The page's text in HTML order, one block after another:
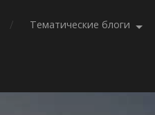
Тематические блоги